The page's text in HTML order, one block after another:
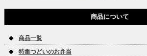
商品について
商品一覧
特集つどいのお弁当